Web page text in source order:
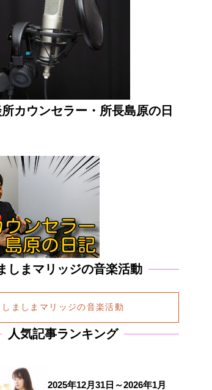
カウンセラー・所長島原の日
しまマリッジの音楽活動
しましまマリッジの音楽活動
人気記事ランキング
2025年12月31日～2026年1月